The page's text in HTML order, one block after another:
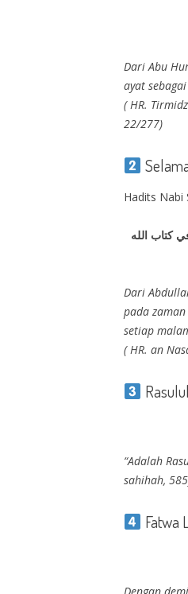
Dari Abu
ayat
( HR.
22/277)
Hadits Nabi
كتاب الله
Dari
pada
setiap
( HR. an
“Adalah
sahihah,
Fatwa